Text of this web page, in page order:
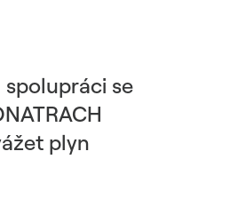
se
plyn